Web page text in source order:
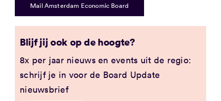
Mail Amsterdam Economic Board
Blijf jij ook op de hoogte?
8x per jaar nieuws en events uit de regio:
schrijf je in voor de Board Update
nieuwsbrief